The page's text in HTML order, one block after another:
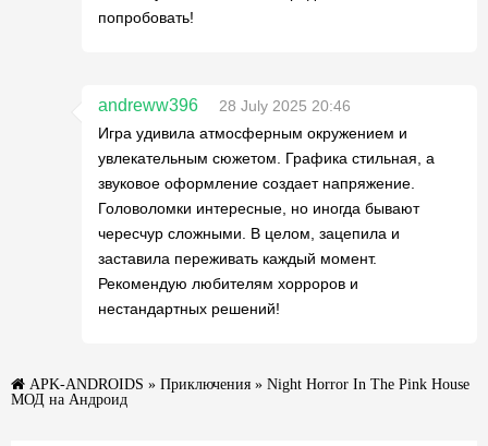
попробовать!
andreww396
28 July 2025 20:46
Игра удивила атмосферным окружением и
увлекательным сюжетом. Графика стильная, а
звуковое оформление создает напряжение.
Головоломки интересные, но иногда бывают
чересчур сложными. В целом, зацепила и
заставила переживать каждый момент.
Рекомендую любителям хорроров и
нестандартных решений!
APK-ANDROIDS » Приключения » Night Horror In The Pink House
МОД на Андроид